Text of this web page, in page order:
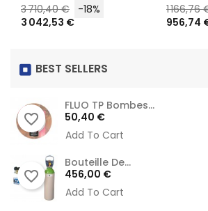
Prix
3 710,40 € -18%
3 042,53 €
Prix
1 166,76
956,74
BEST SELLERS
FLUO TP Bombes...
Prix
50,40 €
Add To Cart
favorite_border
Bouteille De...
Prix
456,00 €
Add To Cart
favorite_border